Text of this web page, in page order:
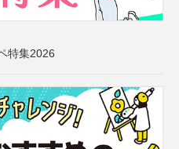
特集2026